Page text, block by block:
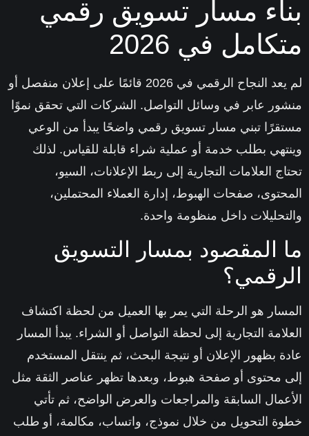
مسار تسويق رقمي
في 2026
لم يعد النجاح الرقمي في 2026 قائمًا على إعلان منفصل أو
عابر في وسائل التواصل. الشركات التي تحقق نموًا
تبنيمسار تسويق رقميواضحًا يبدأ من الوعي
بطلب خدمة أو عملية شراء قابلة للقياس. لذلك
العلامات التجارية إلى ربط الإعلانات، السيو،
صفحات الهبوط، إدارة العملاء المحتملين،
داخل منظومة واحدة.
المقصود بمسار التسويق
هو الرحلة التي يمر بها العميل من لحظة اكتشاف
التجارية إلى لحظة التواصل أو الشراء. يبدأ المسار
بظهور الإعلان أو نتيجة البحث، ثم ينتقل المستخدم
محتوى أو صفحة هبوط، وبعدها تظهر عناصر الثقة مثل
السابقة والمراجعات والعرض الواضح، ثم تأتي
التحويل من خلال نموذج، واتساب، مكالمة، أو طلب